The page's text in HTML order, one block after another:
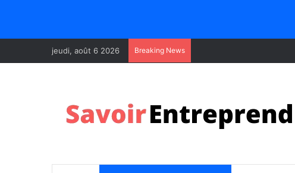
jeudi, août 6 2026 Breaking News